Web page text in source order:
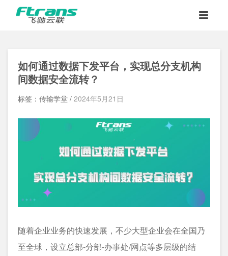
如何通过数据下发平台，实现总分支机构
间数据安全流转？
标签：传输学堂 / 2024年5月21日
随着企业业务的快速发展，不少大型企业会在全国乃
至全球，设立总部-分部-办事处/网点等多层级的结